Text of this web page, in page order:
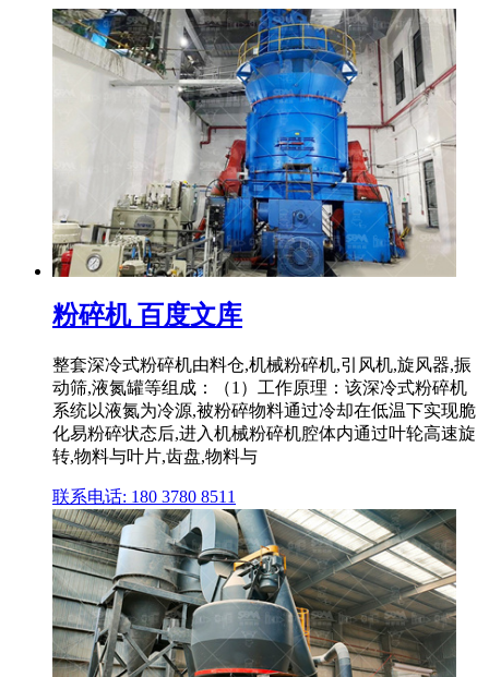
粉碎机 百度文库
整套深冷式粉碎机由料仓,机械粉碎机,引风机,旋风器,振
动筛,液氮罐等组成：（1）工作原理：该深冷式粉碎机
系统以液氮为冷源,被粉碎物料通过冷却在低温下实现脆
化易粉碎状态后,进入机械粉碎机腔体内通过叶轮高速旋
转,物料与叶片,齿盘,物料与
联系电话: 180 3780 8511